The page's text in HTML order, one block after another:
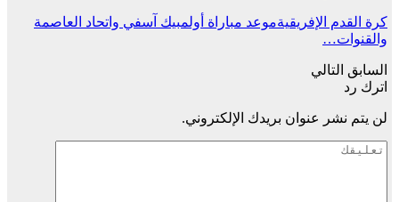
كرة القدم الإفريقيةموعد مباراة أولمبيك آسفي واتحاد العاصمة
والقنوات…
السابق التالي
اترك رد
لن يتم نشر عنوان بريدك الإلكتروني.